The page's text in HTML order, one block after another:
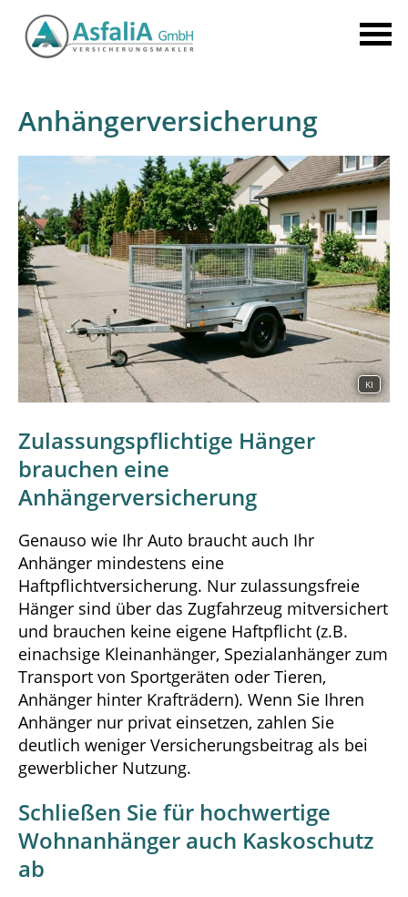
Anhängerversicherung
KI
Zulassungspflichtige Hänger
brauchen eine
Anhängerversicherung
Genauso wie Ihr Auto braucht auch Ihr
Anhänger mindestens eine
Haftpflichtversicherung. Nur zulassungsfreie
Hänger sind über das Zugfahrzeug mitversichert
und brauchen keine eigene Haftpflicht (z.B.
einachsige Kleinanhänger, Spezialanhänger zum
Transport von Sportgeräten oder Tieren,
Anhänger hinter Krafträdern). Wenn Sie Ihren
Anhänger nur privat einsetzen, zahlen Sie
deutlich weniger Versicherungsbeitrag als bei
gewerblicher Nutzung.
Schließen Sie für hochwertige
Wohnanhänger auch Kaskoschutz
ab